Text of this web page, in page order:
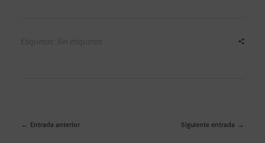
Etiquetas: Sin etiquetas
Entrada anterior Siguiente entrada